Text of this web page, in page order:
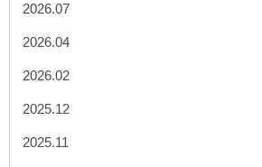
2026.07
2026.04
2026.02
2025.12
2025.11